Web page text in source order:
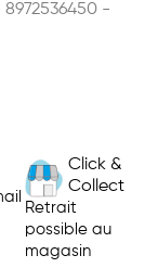
8972536450 -
Click &
Collect
Retrait
possible au
magasin